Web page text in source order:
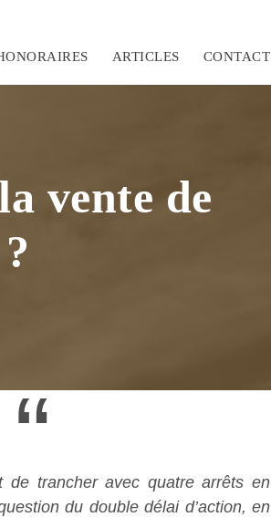
ARTICLES CONTACT
vente de
“
de trancher avec quatre arrêts en
du double délai d’action, en